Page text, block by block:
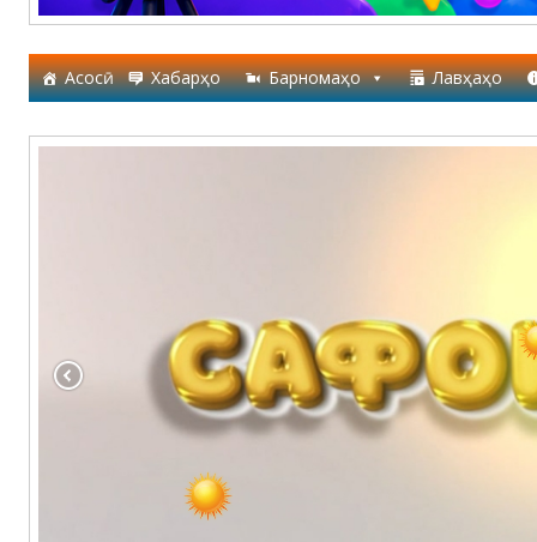
Асосӣ Хабарҳо Барномаҳо Лавҳаҳо